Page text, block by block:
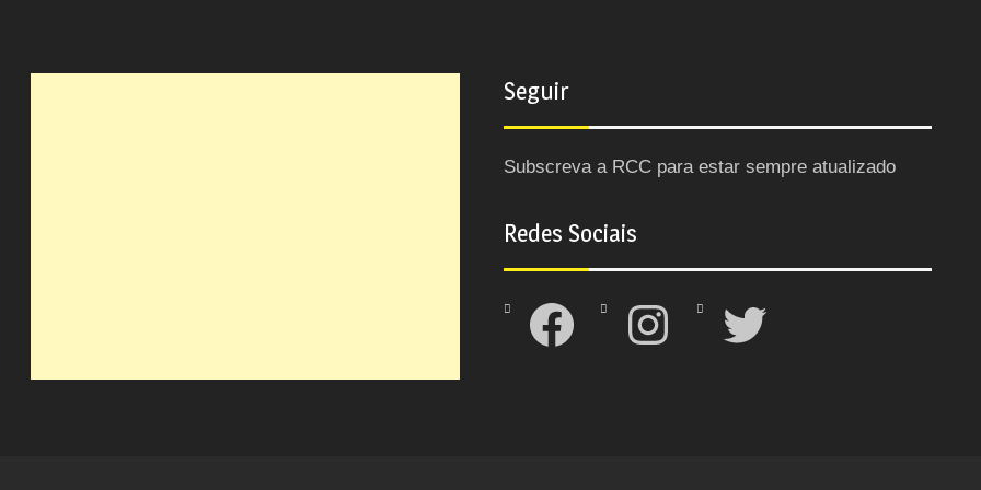
Seguir
Subscreva a RCC para estar sempre atualizado
Redes Sociais
Facebook Instagram Twitter